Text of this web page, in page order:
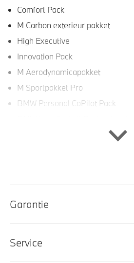
Comfort Pack
M Carbon exterieur pakket
High Executive
Innovation Pack
M Aerodynamicapakket
M Sportpakket Pro
BMW Personal CoPilot Pack
M Hemelbekleding in Anthrazit
Galvanische afwerking voor
Elektrisch verwarmde voorstoelen
Garantie
Service